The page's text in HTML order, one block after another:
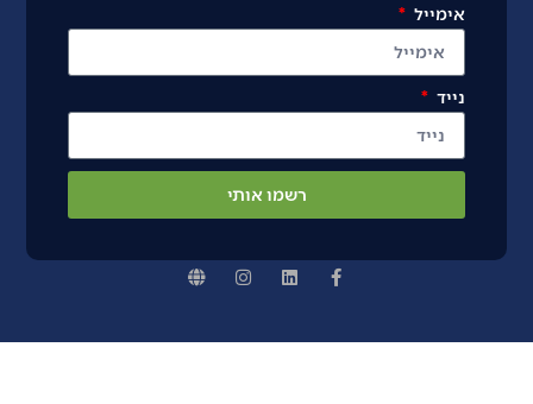
אימייל
נייד
רשמו אותי